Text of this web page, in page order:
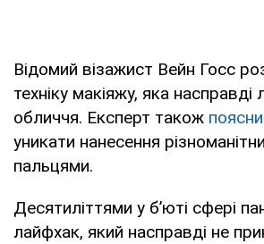
Відомий візажист Вейн Госс
техніку макіяжу, яка
обличчя. Експерт також
уникати нанесення
пальцями.
Десятиліттями у б’юті сфері
лайфхак, який насправді не